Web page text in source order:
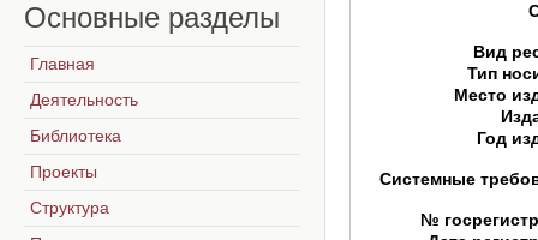
Вид
Тип
Место
Год
Системные
№
Основные разделы
Главная
Деятельность
Библиотека
Проекты
Структура